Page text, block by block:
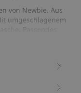
von Newbie. Aus
umgeschlagenem
– für einen